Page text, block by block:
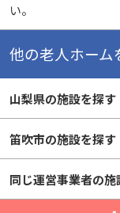
い。
他の老人ホーム
山梨県の施設を探す
笛吹市の施設を探す
同じ運営事業者の施